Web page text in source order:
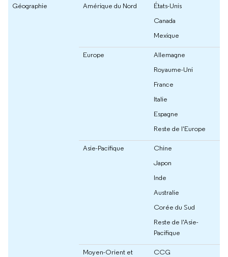
Géographie Amérique du Nord
États-Unis
Canada
Mexique
Europe
Allemagne
Royaume-Uni
France
Italie
Espagne
Reste de l'Europe
Asie-Pacifique
Chine
Japon
Inde
Australie
Corée du Sud
Reste de l'Asie-
Pacifique
Moyen-Orient et
CCG